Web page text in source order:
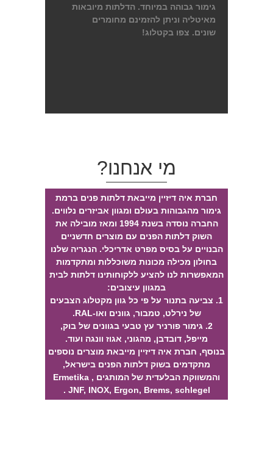
גימור גבוהה במיוחד. הדלתות מיובאות
מאיטליה וניתן להזמינם מחומרים
שונים. צפו בקטלוג!
מי אנחנו?
חברת איה דיזיין מייבאת דלתות פנים ברמת
גימור מהגבוהות בעולם ומגוון אביזרים נלווים.
החברה נוסדה בשנת 1994 ומאז מובילה את
השוק דלתות הפנים עם מוצרים חדשניים
הבנויים על בסיס מפרט אדריכלי. הנגריה שלנו
בחולון מכילה מכונות משוכללות ומתקדמות
המאפשרות לנו להציע ללקוחותינו דלתות לבית
במגוון עיצובים:
1. צביעה בתנור על פי כל גוון מקטלוג הצבעים
של נירלט, טמבור, גוונים ואו-RAL.
2. גימור פורניר עץ טבעי בגוונים של בוק,
מייפל, דובדבן, מהגוני, אגוז וונגה ועוד.
בנוסף, חברת איה דיזיין מייבאת מוצרים נוספים
מתקדמים בשוק דלתות הפנים בישראל,
והמשווקת הבלעדית של המותגים Ermetika ,
JNF, INOX, Ergon, Brems, schlegel .